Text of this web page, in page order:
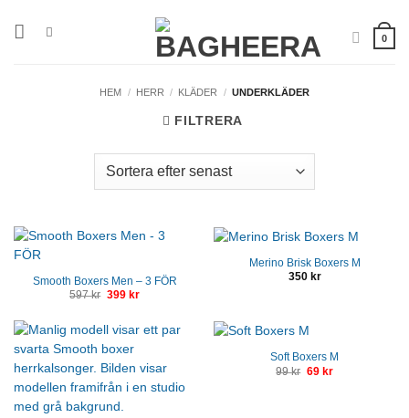
0
HEM / HERR / KLÄDER / UNDERKLÄDER
FILTRERA
Smooth Boxers Men – 3 FÖR
597kr Det
var:
597 kr.
399 krDet
är:
399 kr.
Merino Brisk Boxers M
350 kr
Soft Boxers M
99kr Det
69 krDet